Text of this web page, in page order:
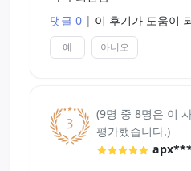
댓글 0 | 이 후기가 도움이
예 아니오
(9명 중 8명은 이
평가했습니다.)